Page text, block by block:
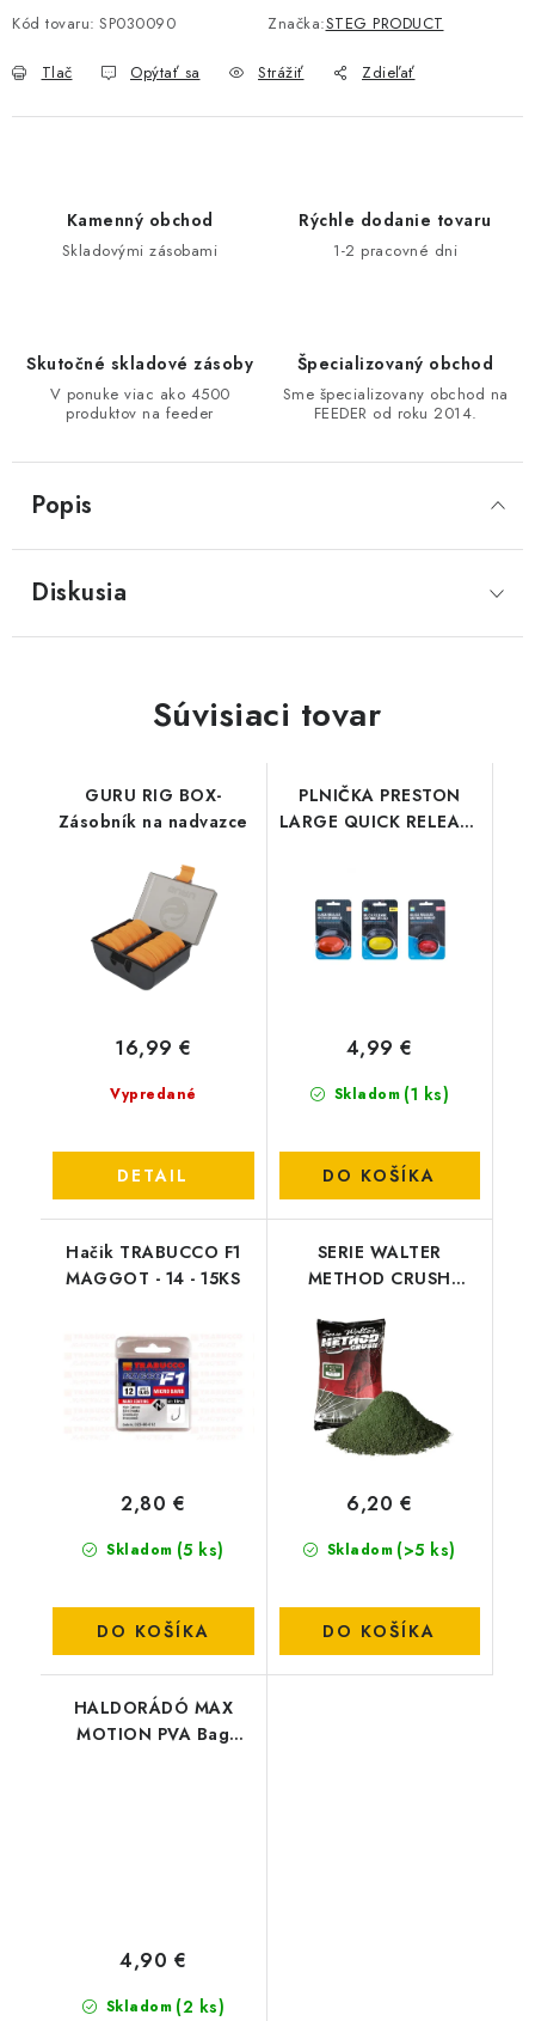
DOPRAVA
VŠEOBECNÉ NARIADENIE O BEZPEČNOSTI
PRODUKTOV (GPSR)
Doprava Navštívte našu predajňu v MARCELOVEJ »
Kód tovaru: SP030090 Značka:STEG PRODUCT
Tlač Opýtať sa Strážiť Zdieľať
Kamenný obchod
Skladovými zásobami
Rýchle dodanie tovaru
1-2 pracovné dni
Skutočné skladové zásoby
V ponuke viac ako 4500
produktov na feeder
Špecializovaný obchod
Sme špecializovany obchod na
FEEDER od roku 2014.
Popis
Diskusia
Súvisiaci tovar
GURU RIG BOX-
Zásobník na nadvazce
Vypredané
16,99 €
DETAIL
PLNIČKA PRESTON
LARGE QUICK RELEASE
Skladom (1 ks)
4,99 €
DO KOŠÍKA
Hačik TRABUCCO F1
MAGGOT - 14 - 15KS
Skladom (5 ks)
2,80 €
DO KOŠÍKA
SERIE WALTER
METHOD CRUSH
Skladom (>5 ks)
6,20 €
DO KOŠÍKA
HALDORÁDÓ MAX
MOTION PVA Bag
Skladom (2 ks)
4,90 €